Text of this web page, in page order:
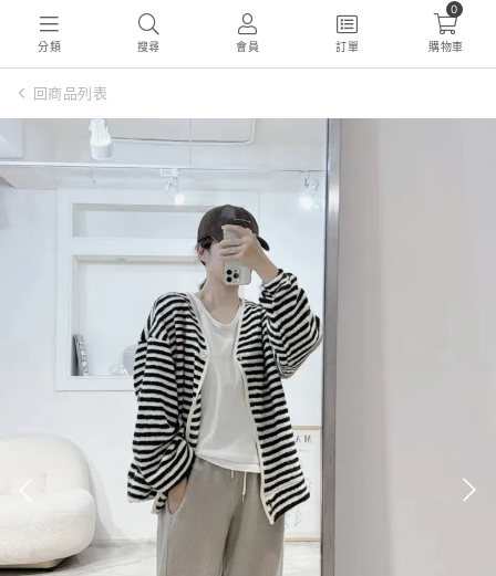
分類 搜尋 會員 訂單
0
購物車
回商品列表